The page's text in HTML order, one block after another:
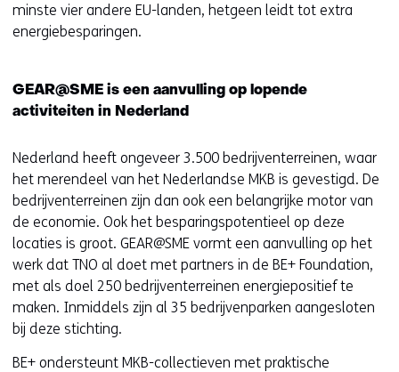
minste vier andere EU-landen, hetgeen leidt tot extra
energiebesparingen.
GEAR@SME is een aanvulling op lopende
activiteiten in Nederland
Nederland heeft ongeveer 3.500 bedrijventerreinen, waar
het merendeel van het Nederlandse MKB is gevestigd. De
bedrijventerreinen zijn dan ook een belangrijke motor van
de economie. Ook het besparingspotentieel op deze
locaties is groot. GEAR@SME vormt een aanvulling op het
werk dat TNO al doet met partners in de BE+ Foundation,
met als doel 250 bedrijventerreinen energiepositief te
maken. Inmiddels zijn al 35 bedrijvenparken aangesloten
bij deze stichting.
BE+ ondersteunt MKB-collectieven met praktische